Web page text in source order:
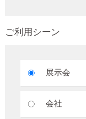
ご利用シーン
展示会
会社